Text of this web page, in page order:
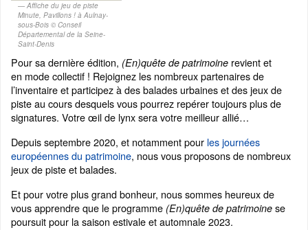
Affiche du jeu de piste
Minute, Pavillons ! à Aulnay-
sous-Bois © Conseil
Départemental de la Seine-
Saint-Denis
Pour sa dernière édition, (En)quête de patrimoine revient et
en mode collectif ! Rejoignez les nombreux partenaires de
l’inventaire et participez à des balades urbaines et des jeux de
piste au cours desquels vous pourrez repérer toujours plus de
signatures. Votre œil de lynx sera votre meilleur allié…
Depuis septembre 2020, et notamment pour les journées
européennes du patrimoine, nous vous proposons de nombreux
jeux de piste et balades.
Et pour votre plus grand bonheur, nous sommes heureux de
vous apprendre que le programme (En)quête de patrimoine se
poursuit pour la saison estivale et automnale 2023.